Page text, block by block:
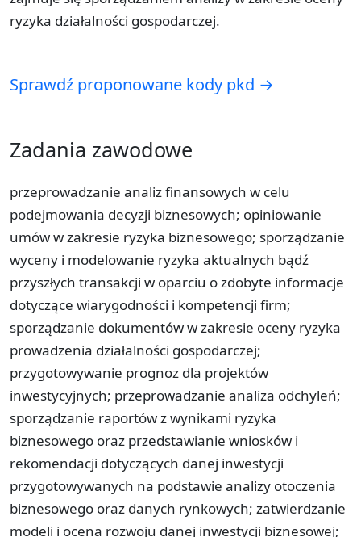
ryzyka działalności gospodarczej.
Sprawdź proponowane kody pkd →
Zadania zawodowe
przeprowadzanie analiz finansowych w celu
podejmowania decyzji biznesowych; opiniowanie
umów w zakresie ryzyka biznesowego; sporządzanie
wyceny i modelowanie ryzyka aktualnych bądź
przyszłych transakcji w oparciu o zdobyte informacje
dotyczące wiarygodności i kompetencji firm;
sporządzanie dokumentów w zakresie oceny ryzyka
prowadzenia działalności gospodarczej;
przygotowywanie prognoz dla projektów
inwestycyjnych; przeprowadzanie analiza odchyleń;
sporządzanie raportów z wynikami ryzyka
biznesowego oraz przedstawianie wniosków i
rekomendacji dotyczących danej inwestycji
przygotowywanych na podstawie analizy otoczenia
biznesowego oraz danych rynkowych; zatwierdzanie
modeli i ocena rozwoju danej inwestycji biznesowej;